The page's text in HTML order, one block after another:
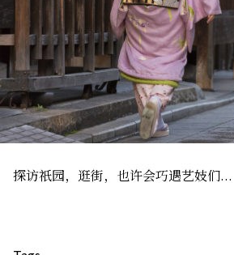
探访祇园，逛街，也许会巧遇艺妓们...